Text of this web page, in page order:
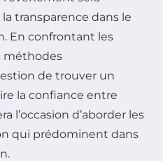
transparence dans le
En confrontant les
méthodes
de trouver un
la confiance entre
l’occasion d’aborder les
qui prédominent dans